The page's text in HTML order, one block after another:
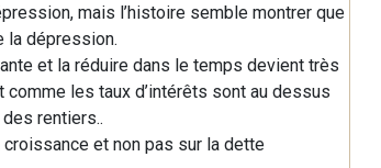
mais l’histoire semble montrer que
la dépression.
et la réduire dans le temps devient très
les taux d’intérêts sont au dessus
rentiers..
et non pas sur la dette